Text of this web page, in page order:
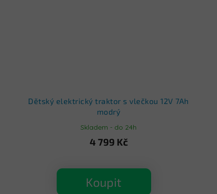
Dětský elektrický traktor s vlečkou 12V 7Ah
modrý
Skladem - do 24h
4 799 Kč
Koupit